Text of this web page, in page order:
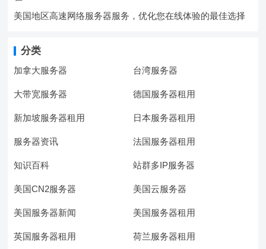
美国地区高速网络服务器服务，优化您在线体验的最佳选择
分类
加拿大服务器 台湾服务器
大带宽服务器 德国服务器租用
新加坡服务器租用 日本服务器租用
服务器资讯 法国服务器租用
知识百科 站群多IP服务器
美国CN2服务器 美国云服务器
美国服务器新闻 美国服务器租用
英国服务器租用 荷兰服务器租用